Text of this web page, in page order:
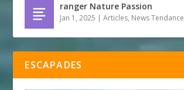
ranger Nature Passion
Jan 1, 2025 |Articles, News Tendance
ESCAPADES